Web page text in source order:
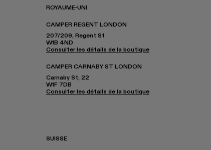
ROYAUME-UNI
CAMPER REGENT LONDON
207/209, Regent St
W1B 4ND
Consulter les détails de la boutique
CAMPER CARNABY ST LONDON
Carnaby St, 22
W1F 7DB
Consulter les détails de la boutique
SUISSE